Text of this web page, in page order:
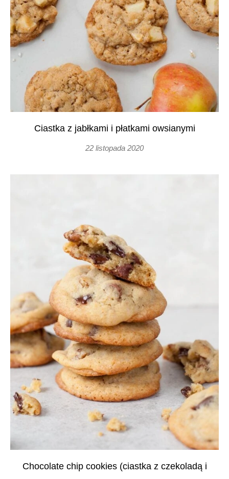
Ciastka z jabłkami i płatkami owsianymi
22 listopada 2020
Chocolate chip cookies (ciastka z czekoladą i